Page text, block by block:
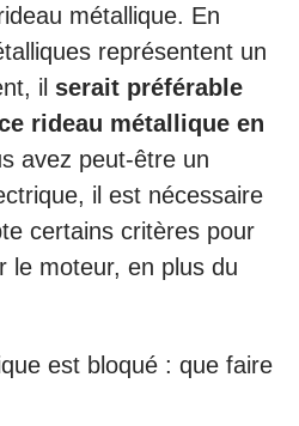
métallique. En
représentent un
il serait préférable
rideau métallique en
avez peut-être un
il est nécessaire
certains critères pour
le moteur, en plus du